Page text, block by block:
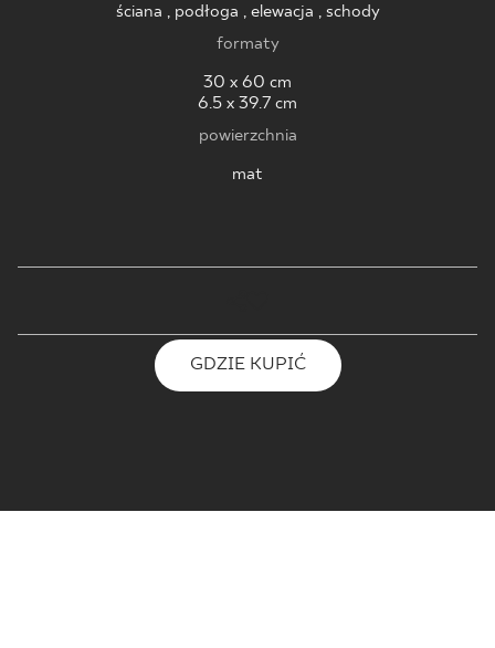
ściana , podłoga , elewacja , schody
formaty
30 x 60 cm
6.5 x 39.7 cm
powierzchnia
mat
GDZIE KUPIĆ